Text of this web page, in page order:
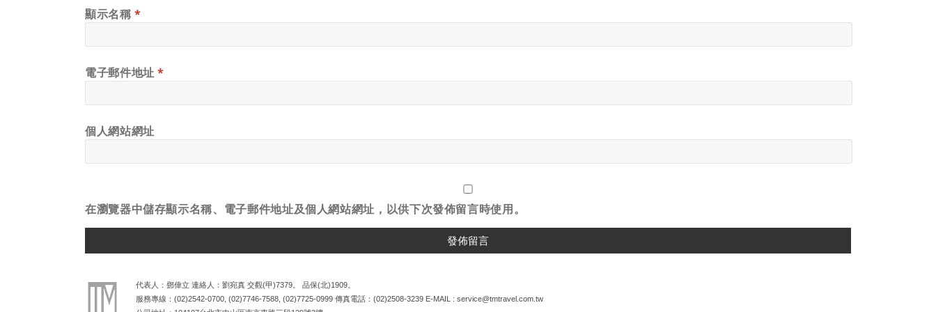
顯示名稱*
電子郵件地址*
個人網站網址
在瀏覽器中儲存顯示名稱、電子郵件地址及個人網站網址，以供下次發佈留言時使用。
代表人：鄧偉立 連絡人：劉宛真 交觀(甲)7379。 品保(北)1909。
服務專線： (02)2542-0700 (02)7746-7588 (02)7725-0999 傳真電話： (02)2508-3239 E-MAIL : service@tmtravel.com.tw